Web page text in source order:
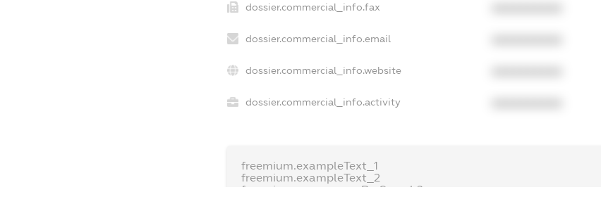
dossier.commercial_info.fax
dossier.commercial_info.email
dossier.commercial_info.website
dossier.commercial_info.activity
freemium.exampleText_1
freemium.exampleText_2
freemium.anonymousPerSearch2